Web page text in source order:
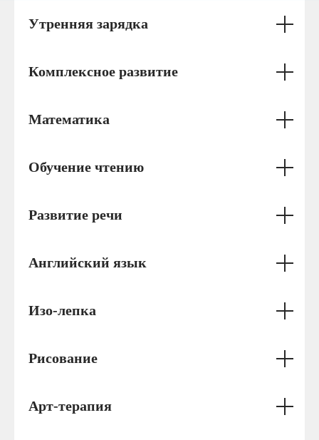
в средней группе
Утренняя зарядка
Комплексное развитие
Математика
Обучение чтению
Развитие речи
Английский язык
Изо-лепка
Рисование
Арт-терапия